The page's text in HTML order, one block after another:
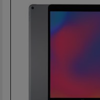
avis.
sur